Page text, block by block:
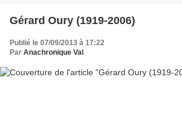
Gérard Oury (1919-2006)
Publié le 07/09/2013 à 17:22
Par Anachronique Val